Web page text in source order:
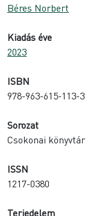
Béres Norbert
Kiadás éve
2023
ISBN
978-963-615-113-3
Sorozat
Csokonai könyvtár
ISSN
1217-0380
Terjedelem